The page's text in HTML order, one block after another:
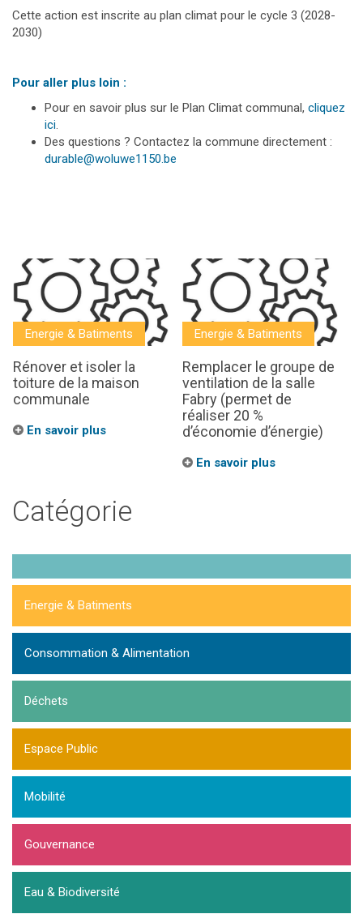
Cette action est inscrite au plan climat pour le cycle 3 (2028-
2030)
Pour aller plus loin :
Pour en savoir plus sur le Plan Climat communal, cliquez
ici.
Des questions ? Contactez la commune directement :
durable@woluwe1150.be
Energie & Batiments
Rénover et isoler la
toiture de la maison
communale
En savoir plus
Energie & Batiments
Remplacer le groupe de
ventilation de la salle
Fabry (permet de
réaliser 20 %
d’économie d’énergie)
En savoir plus
Catégorie
Energie & Batiments
Consommation & Alimentation
Déchets
Espace Public
Mobilité
Gouvernance
Eau & Biodiversité